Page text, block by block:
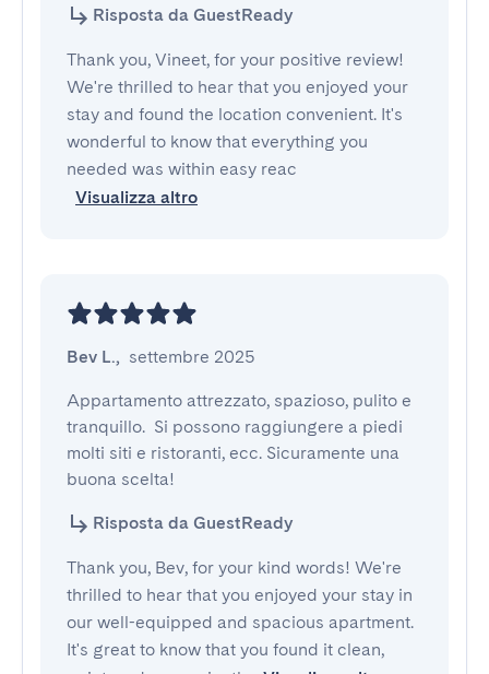
Risposta da GuestReady
Thank you, Vineet, for your positive review!
We're thrilled to hear that you enjoyed your
stay and found the location convenient. It's
wonderful to know that everything you
needed was within easy reac
Visualizza altro
Bev L., settembre 2025
Appartamento attrezzato, spazioso, pulito e
tranquillo.  Si possono raggiungere a piedi
molti siti e ristoranti, ecc. Sicuramente una
buona scelta!
Risposta da GuestReady
Thank you, Bev, for your kind words! We're
thrilled to hear that you enjoyed your stay in
our well-equipped and spacious apartment.
It's great to know that you found it clean,